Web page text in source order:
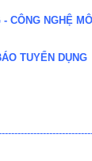
CÔNG NGHỆ
TUYỂN DỤNG